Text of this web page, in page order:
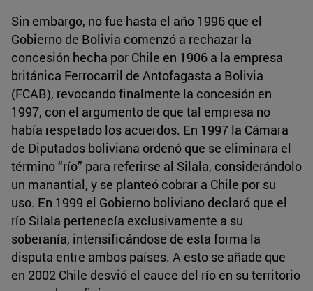
Sin embargo, no fue hasta el año 1996 que el
Gobierno de Bolivia comenzó a rechazar la
concesión hecha por Chile en 1906 a la empresa
británica Ferrocarril de Antofagasta a Bolivia
(FCAB), revocando finalmente la concesión en
1997, con el argumento de que tal empresa no
había respetado los acuerdos. En 1997 la Cámara
de Diputados boliviana ordenó que se eliminara el
término “río” para referirse al Silala, considerándolo
un manantial, y se planteó cobrar a Chile por su
uso. En 1999 el Gobierno boliviano declaró que el
río Silala pertenecía exclusivamente a su
soberanía, intensificándose de esta forma la
disputa entre ambos países. A esto se añade que
en 2002 Chile desvió el cauce del río en su territorio